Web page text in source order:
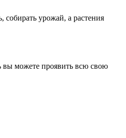
собирать урожай, а растения
вы можете проявить всю свою